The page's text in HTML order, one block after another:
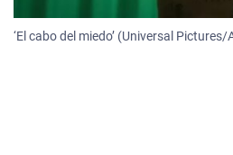
‘El cabo del miedo’ (Universal Pictures/